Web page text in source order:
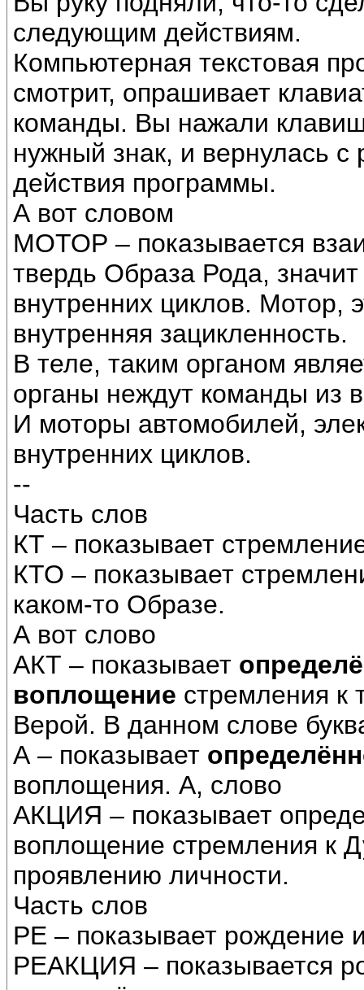
следующим действиям.
Компьютерная текстовая
смотрит, опрашивает
команды. Вы нажали
нужный знак, и вернулась
действия программы.
А вот словом
МОТОР – показывается
твердь Образа Рода,
внутренних циклов. Мотор,
внутренняя зацикленность.
В теле, таким органом
органы неждут команды из
И моторы автомобилей,
внутренних циклов.
--
Часть слов
КТ – показывает
КТО – показывает
каком-то Образе.
А вот слово
АКТ – показывает
воплощение стремления к
Верой. В данном слове
А – показывает
воплощения. А, слово
АКЦИЯ – показывает
воплощение стремления к
проявлению личности.
Часть слов
РЕ – показывает рождение
РЕАКЦИЯ – показывается